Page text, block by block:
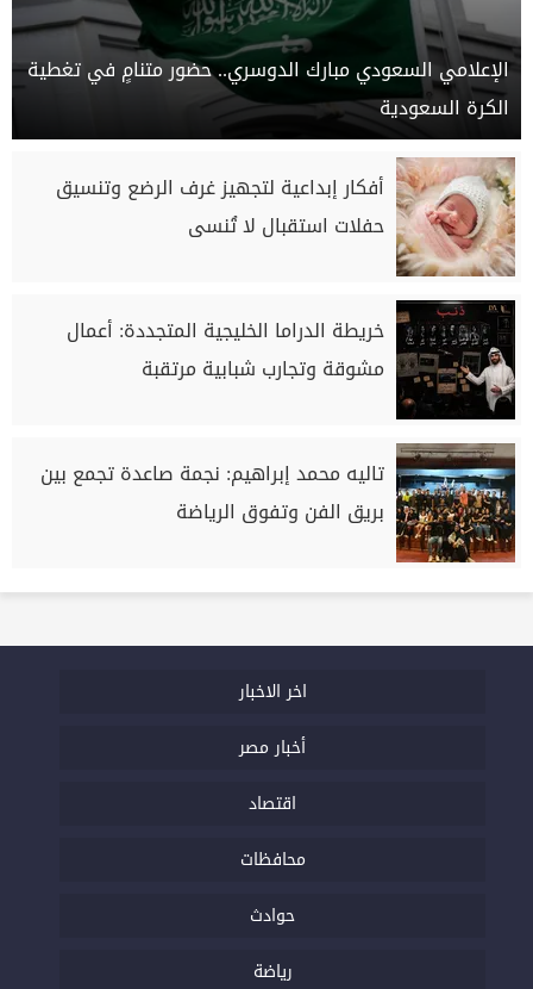
الإعلامي السعودي مبارك الدوسري.. حضور متنامٍ في تغطية
الكرة السعودية
أفكار إبداعية لتجهيز غرف الرضع وتنسيق
حفلات استقبال لا تُنسى
خريطة الدراما الخليجية المتجددة: أعمال
مشوقة وتجارب شبابية مرتقبة
تاليه محمد إبراهيم: نجمة صاعدة تجمع بين
بريق الفن وتفوق الرياضة
اخر الاخبار
أخبار مصر
اقتصاد
محافظات
حوادث
رياضة